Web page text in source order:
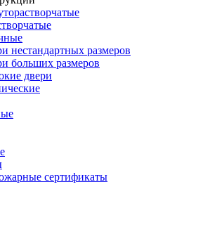
нестандартных размеров
больших размеров
двери
сертификаты